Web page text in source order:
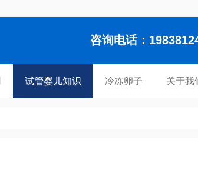
咨询电话：
试管婴儿知识 冷冻卵子 关于我